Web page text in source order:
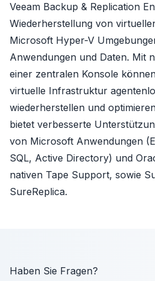
Veeam Backup & Replication
Wiederherstellung von
Microsoft Hyper-V
Anwendungen und Daten. Mit
einer zentralen Konsole
virtuelle Infrastruktur
wiederherstellen und
bietet verbesserte
von Microsoft Anwendungen
SQL, Active Directory) und
nativen Tape Support, sowie
SureReplica.
Haben Sie Fragen?